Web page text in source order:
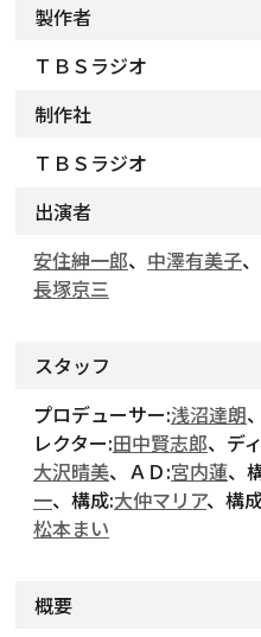
製作者
ＴＢＳラジオ
制作社
ＴＢＳラジオ
出演者
安住紳一郎、 中澤有美子、
長塚京三
スタッフ
プロデューサー:浅沼達朗
レクター:田中賢志郎、デ
大沢晴美、ＡＤ:宮内蓮、
一、構成:大仲マリア、構
松本まい
概要